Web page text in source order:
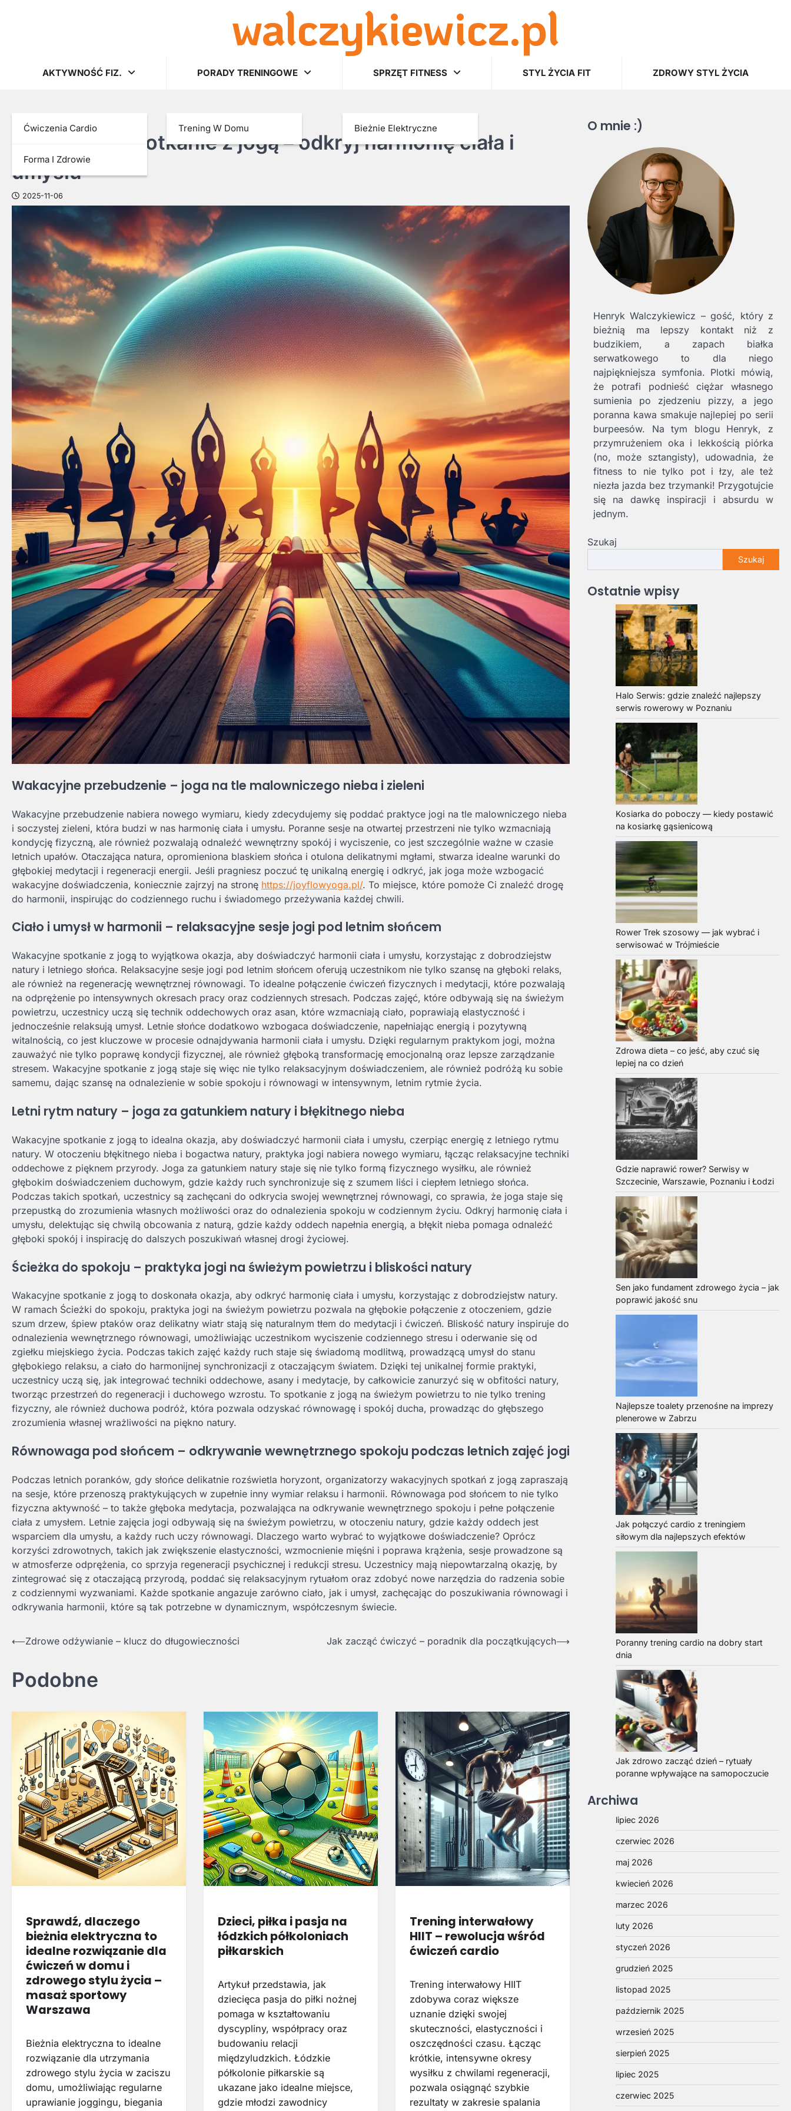
walczykiewicz.pl
AKTYWNOŚĆ FIZ.
Ćwiczenia Cardio
Forma I Zdrowie
PORADY TRENINGOWE
Trening W Domu
SPRZĘT FITNESS
Bieżnie Elektryczne
STYL ŻYCIA FIT ZDROWY STYL ŻYCIA
AKTYWNOŚĆ FIZ.
Wakacyjne spotkanie z jogą – odkryj harmonię ciała i
umysłu
2025-11-06
Wakacyjne przebudzenie – joga na tle malowniczego nieba i zieleni
Wakacyjne przebudzenie nabiera nowego wymiaru, kiedy zdecydujemy się poddać praktyce jogi na tle malowniczego nieba
i soczystej zieleni, która budzi w nas harmonię ciała i umysłu. Poranne sesje na otwartej przestrzeni nie tylko wzmacniają
kondycję fizyczną, ale również pozwalają odnaleźć wewnętrzny spokój i wyciszenie, co jest szczególnie ważne w czasie
letnich upałów. Otaczająca natura, opromieniona blaskiem słońca i otulona delikatnymi mgłami, stwarza idealne warunki do
głębokiej medytacji i regeneracji energii. Jeśli pragniesz poczuć tę unikalną energię i odkryć, jak joga może wzbogacić
wakacyjne doświadczenia, koniecznie zajrzyj na stronę https://joyflowyoga.pl/. To miejsce, które pomoże Ci znaleźć drogę
do harmonii, inspirując do codziennego ruchu i świadomego przeżywania każdej chwili.
Ciało i umysł w harmonii – relaksacyjne sesje jogi pod letnim słońcem
Wakacyjne spotkanie z jogą to wyjątkowa okazja, aby doświadczyć harmonii ciała i umysłu, korzystając z dobrodziejstw
natury i letniego słońca. Relaksacyjne sesje jogi pod letnim słońcem oferują uczestnikom nie tylko szansę na głęboki relaks,
ale również na regenerację wewnętrznej równowagi. To idealne połączenie ćwiczeń fizycznych i medytacji, które pozwalają
na odprężenie po intensywnych okresach pracy oraz codziennych stresach. Podczas zajęć, które odbywają się na świeżym
powietrzu, uczestnicy uczą się technik oddechowych oraz asan, które wzmacniają ciało, poprawiają elastyczność i
jednocześnie relaksują umysł. Letnie słońce dodatkowo wzbogaca doświadczenie, napełniając energią i pozytywną
witalnością, co jest kluczowe w procesie odnajdywania harmonii ciała i umysłu. Dzięki regularnym praktykom jogi, można
zauważyć nie tylko poprawę kondycji fizycznej, ale również głęboką transformację emocjonalną oraz lepsze zarządzanie
stresem. Wakacyjne spotkanie z jogą staje się więc nie tylko relaksacyjnym doświadczeniem, ale również podróżą ku sobie
samemu, dając szansę na odnalezienie w sobie spokoju i równowagi w intensywnym, letnim rytmie życia.
Letni rytm natury – joga za gatunkiem natury i błękitnego nieba
Wakacyjne spotkanie z jogą to idealna okazja, aby doświadczyć harmonii ciała i umysłu, czerpiąc energię z letniego rytmu
natury. W otoczeniu błękitnego nieba i bogactwa natury, praktyka jogi nabiera nowego wymiaru, łącząc relaksacyjne techniki
oddechowe z pięknem przyrody. Joga za gatunkiem natury staje się nie tylko formą fizycznego wysiłku, ale również
głębokim doświadczeniem duchowym, gdzie każdy ruch synchronizuje się z szumem liści i ciepłem letniego słońca.
Podczas takich spotkań, uczestnicy są zachęcani do odkrycia swojej wewnętrznej równowagi, co sprawia, że joga staje się
przepustką do zrozumienia własnych możliwości oraz do odnalezienia spokoju w codziennym życiu. Odkryj harmonię ciała i
umysłu, delektując się chwilą obcowania z naturą, gdzie każdy oddech napełnia energią, a błękit nieba pomaga odnaleźć
głęboki spokój i inspirację do dalszych poszukiwań własnej drogi życiowej.
Ścieżka do spokoju – praktyka jogi na świeżym powietrzu i bliskości natury
Wakacyjne spotkanie z jogą to doskonała okazja, aby odkryć harmonię ciała i umysłu, korzystając z dobrodziejstw natury.
W ramach Ścieżki do spokoju, praktyka jogi na świeżym powietrzu pozwala na głębokie połączenie z otoczeniem, gdzie
szum drzew, śpiew ptaków oraz delikatny wiatr stają się naturalnym tłem do medytacji i ćwiczeń. Bliskość natury inspiruje do
odnalezienia wewnętrznego równowagi, umożliwiając uczestnikom wyciszenie codziennego stresu i oderwanie się od
zgiełku miejskiego życia. Podczas takich zajęć każdy ruch staje się świadomą modlitwą, prowadzącą umysł do stanu
głębokiego relaksu, a ciało do harmonijnej synchronizacji z otaczającym światem. Dzięki tej unikalnej formie praktyki,
uczestnicy uczą się, jak integrować techniki oddechowe, asany i medytacje, by całkowicie zanurzyć się w obfitości natury,
tworząc przestrzeń do regeneracji i duchowego wzrostu. To spotkanie z jogą na świeżym powietrzu to nie tylko trening
fizyczny, ale również duchowa podróż, która pozwala odzyskać równowagę i spokój ducha, prowadząc do głębszego
zrozumienia własnej wrażliwości na piękno natury.
Równowaga pod słońcem – odkrywanie wewnętrznego spokoju podczas letnich zajęć jogi
Podczas letnich poranków, gdy słońce delikatnie rozświetla horyzont, organizatorzy wakacyjnych spotkań z jogą zapraszają
na sesje, które przenoszą praktykujących w zupełnie inny wymiar relaksu i harmonii. Równowaga pod słońcem to nie tylko
fizyczna aktywność – to także głęboka medytacja, pozwalająca na odkrywanie wewnętrznego spokoju i pełne połączenie
ciała z umysłem. Letnie zajęcia jogi odbywają się na świeżym powietrzu, w otoczeniu natury, gdzie każdy oddech jest
wsparciem dla umysłu, a każdy ruch uczy równowagi. Dlaczego warto wybrać to wyjątkowe doświadczenie? Oprócz
korzyści zdrowotnych, takich jak zwiększenie elastyczności, wzmocnienie mięśni i poprawa krążenia, sesje prowadzone są
w atmosferze odprężenia, co sprzyja regeneracji psychicznej i redukcji stresu. Uczestnicy mają niepowtarzalną okazję, by
zintegrować się z otaczającą przyrodą, poddać się relaksacyjnym rytuałom oraz zdobyć nowe narzędzia do radzenia sobie
z codziennymi wyzwaniami. Każde spotkanie angazuje zarówno ciało, jak i umysł, zachęcając do poszukiwania równowagi i
odkrywania harmonii, które są tak potrzebne w dynamicznym, współczesnym świecie.
Nawigacja
⟵Zdrowe odżywianie – klucz do długowieczności Jak zacząć ćwiczyć – poradnik dla początkujących⟶
Podobne
Sprawdź, dlaczego
bieżnia elektryczna to
idealne rozwiązanie dla
ćwiczeń w domu i
zdrowego stylu życia –
masaż sportowy
Warszawa
Bieżnia elektryczna to idealne
rozwiązanie dla utrzymania
zdrowego stylu życia w zaciszu
domu, umożliwiając regularne
uprawianie joggingu, biegania
Dzieci, piłka i pasja na
łódzkich półkoloniach
piłkarskich
Artykuł przedstawia, jak
dziecięca pasja do piłki nożnej
pomaga w kształtowaniu
dyscypliny, współpracy oraz
budowaniu relacji
międzyludzkich. Łódzkie
półkolonie piłkarskie są
ukazane jako idealne miejsce,
gdzie młodzi zawodnicy
Trening interwałowy
HIIT – rewolucja wśród
ćwiczeń cardio
Trening interwałowy HIIT
zdobywa coraz większe
uznanie dzięki swojej
skuteczności, elastyczności i
oszczędności czasu. Łącząc
krótkie, intensywne okresy
wysiłku z chwilami regeneracji,
pozwala osiągnąć szybkie
rezultaty w zakresie spalania
O mnie :)
Henryk Walczykiewicz – gość, który z
bieżnią ma lepszy kontakt niż z
budzikiem, a zapach białka
serwatkowego to dla niego
najpiękniejsza symfonia. Plotki mówią,
że potrafi podnieść ciężar własnego
sumienia po zjedzeniu pizzy, a jego
poranna kawa smakuje najlepiej po serii
burpeesów. Na tym blogu Henryk, z
przymrużeniem oka i lekkością piórka
(no, może sztangisty), udowadnia, że
fitness to nie tylko pot i łzy, ale też
niezła jazda bez trzymanki! Przygotujcie
się na dawkę inspiracji i absurdu w
jednym.
Szukaj
Szukaj
Ostatnie wpisy
Halo Serwis: gdzie znaleźć najlepszy
serwis rowerowy w Poznaniu
Kosiarka do poboczy — kiedy postawić
na kosiarkę gąsienicową
Rower Trek szosowy — jak wybrać i
serwisować w Trójmieście
Zdrowa dieta – co jeść, aby czuć się
lepiej na co dzień
Gdzie naprawić rower? Serwisy w
Szczecinie, Warszawie, Poznaniu i Łodzi
Sen jako fundament zdrowego życia – jak
poprawić jakość snu
Najlepsze toalety przenośne na imprezy
plenerowe w Zabrzu
Jak połączyć cardio z treningiem
siłowym dla najlepszych efektów
Poranny trening cardio na dobry start
dnia
Jak zdrowo zacząć dzień – rytuały
poranne wpływające na samopoczucie
Archiwa
lipiec 2026
czerwiec 2026
maj 2026
kwiecień 2026
marzec 2026
luty 2026
styczeń 2026
grudzień 2025
listopad 2025
październik 2025
wrzesień 2025
sierpień 2025
lipiec 2025
czerwiec 2025